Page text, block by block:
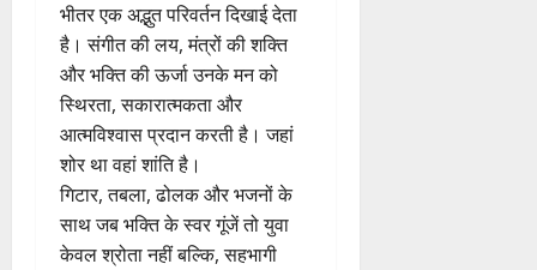
भीतर एक अद्भुत परिवर्तन दिखाई देता
है। संगीत की लय, मंत्रों की शक्ति
और भक्ति की ऊर्जा उनके मन को
स्थिरता, सकारात्मकता और
आत्मविश्वास प्रदान करती है। जहां
शोर था वहां शांति है।
गिटार, तबला, ढोलक और भजनों के
साथ जब भक्ति के स्वर गूंजें तो युवा
केवल श्रोता नहीं बल्कि, सहभागी